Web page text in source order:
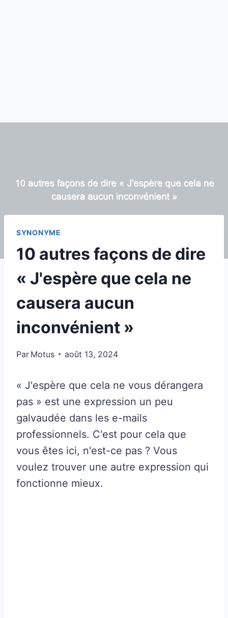
SYNONYME
10 autres façons de dire
« J'espère que cela ne
causera aucun
inconvénient »
Par Motus août 13, 2024
« J'espère que cela ne vous dérangera
pas » est une expression un peu
galvaudée dans les e-mails
professionnels. C'est pour cela que
vous êtes ici, n'est-ce pas ? Vous
voulez trouver une autre expression qui
fonctionne mieux.